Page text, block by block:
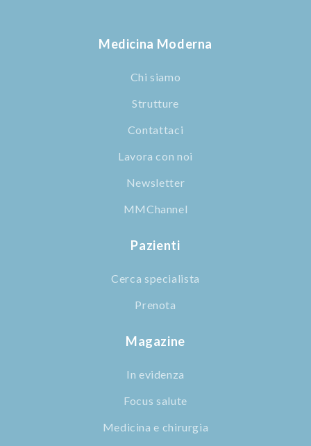
Medicina Moderna
Chi siamo
Strutture
Contattaci
Lavora con noi
Newsletter
MMChannel
Pazienti
Cerca specialista
Prenota
Magazine
In evidenza
Focus salute
Medicina e chirurgia